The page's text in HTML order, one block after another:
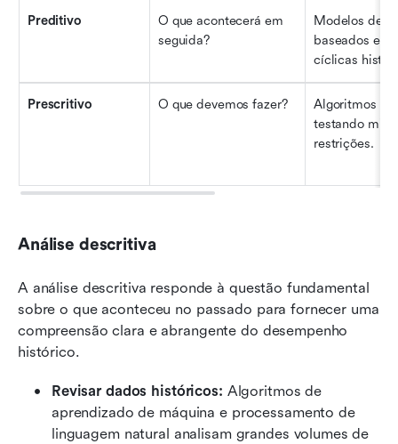
Preditivo
O que acontecerá em
seguida?
Modelos de
baseados em
cíclicas
Prescritivo O que devemos fazer?
Algoritmos
testando
restrições.
Análise descritiva
A análise descritiva responde à questão fundamental
sobre o que aconteceu no passado para fornecer uma
compreensão clara e abrangente do desempenho
histórico.
Revisar dados históricos: Algoritmos de
aprendizado de máquina e processamento de
linguagem natural analisam grandes volumes de